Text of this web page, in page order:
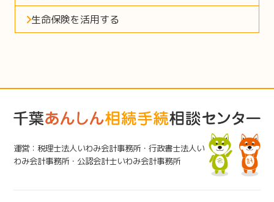
生命保険を活用する
運営：税理士法人いわみ会計事務所・行政書士法人い
わみ会計事務所・公認会計士いわみ会計事務所